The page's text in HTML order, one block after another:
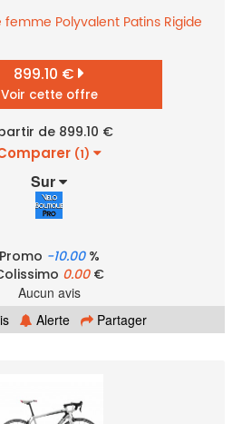
femme Polyvalent Patins Rigide
899.10 €
Voir cette offre
de 899.10 €
(1)
Sur
Promo -10.00%
0.00€
Aucun avis
Alerte Partager